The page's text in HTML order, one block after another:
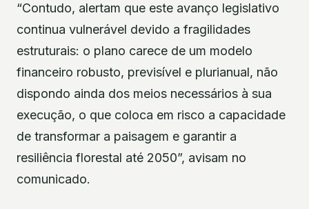
“Contudo, alertam que este avanço legislativo
continua vulnerável devido a fragilidades
estruturais: o plano carece de um modelo
financeiro robusto, previsível e plurianual, não
dispondo ainda dos meios necessários à sua
execução, o que coloca em risco a capacidade
de transformar a paisagem e garantir a
resiliência florestal até 2050”, avisam no
comunicado.